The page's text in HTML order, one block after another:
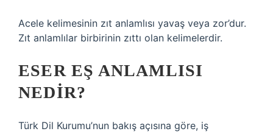
Acele kelimesinin zıt anlamlısı yavaş veya zor’dur.
Zıt anlamlılar birbirinin zıttı olan kelimelerdir.
ESER EŞ ANLAMLISI
NEDIR?
Türk Dil Kurumu’nun bakış açısına göre, iş